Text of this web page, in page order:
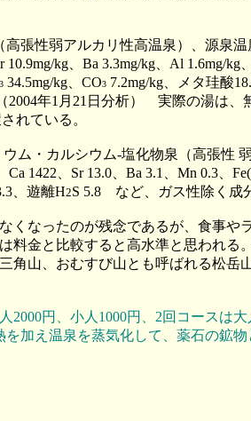
張性弱アルカリ性高温泉）、源泉
kg、Ba 3.3mg/kg、Al 1.6mg/kg
3 34.5mg/kg、CO3 7.2mg/kg、メタ珪酸
2004年1月21日分析） 実際の湯は
れている。
・カルシウム-塩化物泉（高張性
1422、Sr 13.0、Ba 3.1、Mn 0.3、
、遊離H2S 5.8 など、ガス性除く成
くなったのが残念であるが、食事や
料金と比較すると高水準と思われる
角山、おむすび山とも呼ばれる松岳
円、小人1000円、2回コースは大
加え温泉を蒸気化して、薬石の鉱